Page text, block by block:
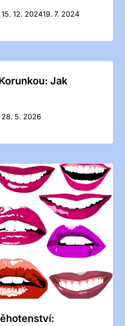
15. 12. 202419. 7. 2024
Jak
28. 5. 2026